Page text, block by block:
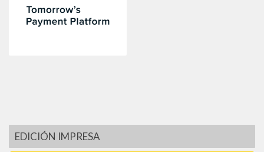
EDICIÓN IMPRESA